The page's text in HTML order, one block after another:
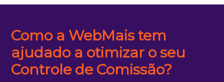
Como a WebMais tem
ajudado a otimizar o seu
Controle de Comissão?